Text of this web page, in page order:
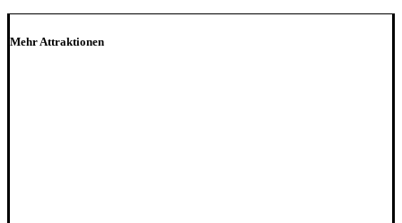
Mehr Attraktionen